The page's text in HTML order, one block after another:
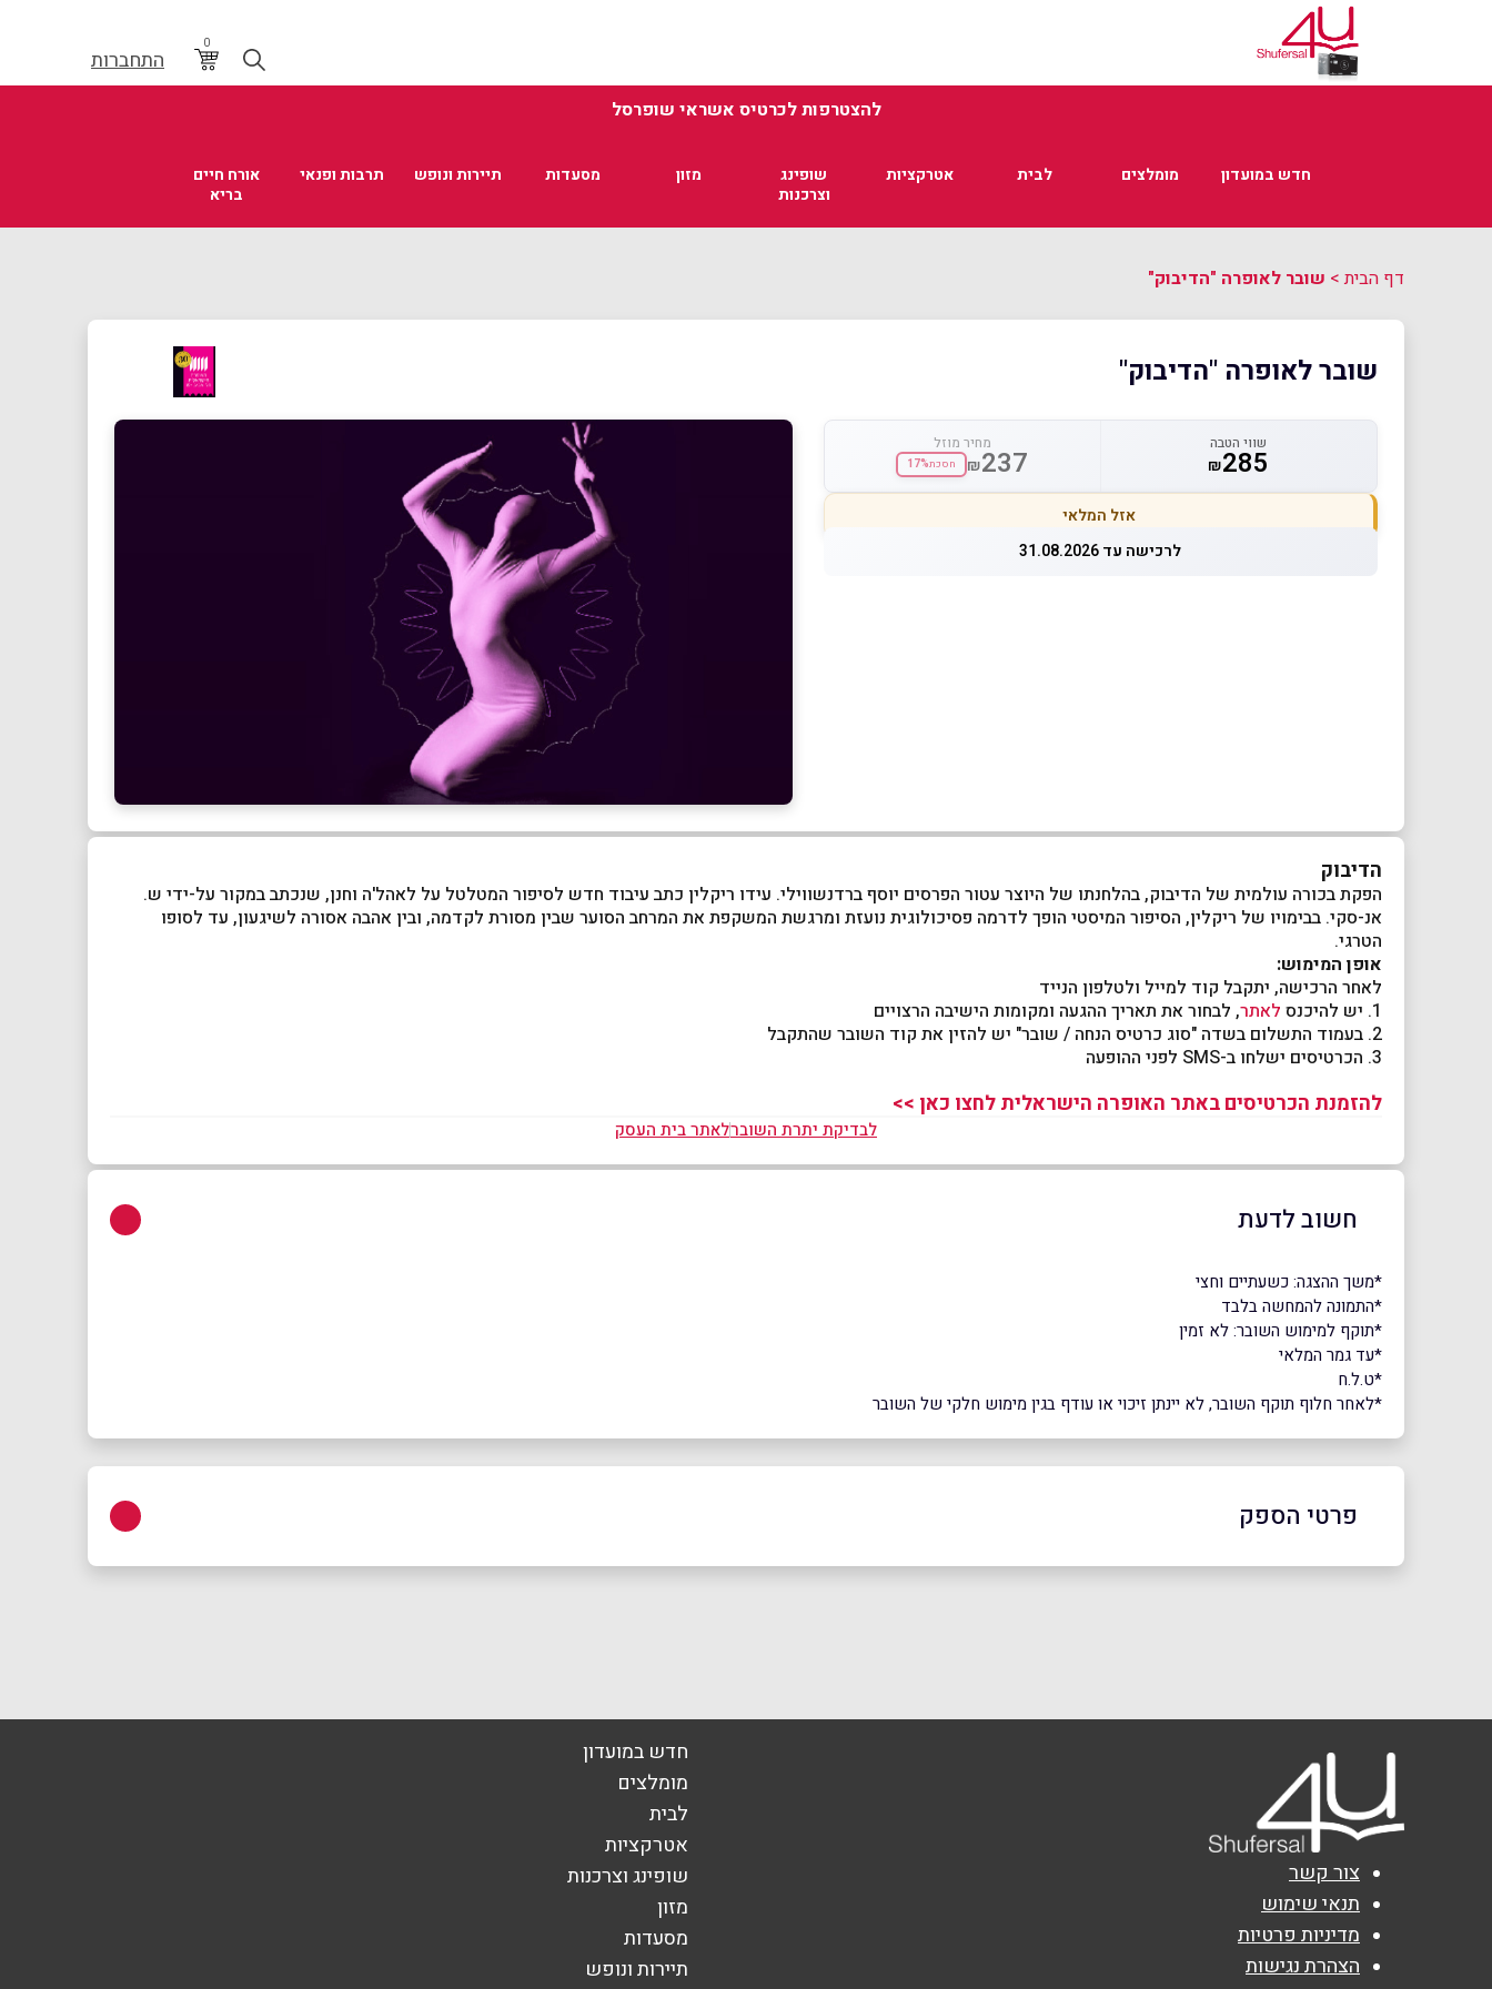
0
התחברות
להצטרפות לכרטיס אשראי שופרסל
חדש במועדון מומלצים לבית אטרקציות
שופינג
וצרכנות
מזון מסעדות תיירות ונופש תרבות ופנאי
אורח חיים
בריא
דף הבית> שובר לאופרה "הדיבוק"
שובר לאופרה "הדיבוק"
שווי הטבה
₪285
מחיר מוזל
₪237 חסכת17%
אזל המלאי
לרכישה עד 31.08.2026
הדיבוק
הפקת בכורה עולמית של הדיבוק, בהלחנתו של היוצר עטור הפרסים יוסף ברדנשווילי. עידו ריקלין כתב עיבוד חדש לסיפור המטלטל על לאהל'ה וחנן, שנכתב במקור על-ידי ש.
אנ-סקי. בבימויו של ריקלין, הסיפור המיסטי הופך לדרמה פסיכולוגית נועזת ומרגשת המשקפת את המרחב הסוער שבין מסורת לקדמה, ובין אהבה אסורה לשיגעון, עד לסופו
הטרגי.
אופן המימוש:
לאחר הרכישה, יתקבל קוד למייל ולטלפון הנייד
1. יש להיכנס
לאתר, לבחור את תאריך ההגעה ומקומות הישיבה הרצויים
2. בעמוד התשלום בשדה "סוג כרטיס הנחה / שובר" יש להזין את קוד השובר שהתקבל
3. הכרטיסים ישלחו ב-SMS לפני ההופעה
להזמנת הכרטיסים באתר האופרה הישראלית לחצו כאן >>
לבדיקת יתרת השוברלאתר בית העסק
חשוב לדעת
*משך ההצגה: כשעתיים וחצי
*התמונה להמחשה בלבד
*תוקף למימוש השובר: לא זמין
*עד גמר המלאי
*ט.ל.ח
*לאחר חלוף תוקף השובר, לא יינתן זיכוי או עודף בגין מימוש חלקי של השובר
פרטי הספק
שם מלא
טלפון* אימייל*
נושא*
אנא חזרו אלי בקשר ל...
צור קשר
תנאי שימוש
מדיניות פרטיות
הצהרת נגישות
חדש במועדון
מומלצים
לבית
אטרקציות
שופינג וצרכנות
מזון
מסעדות
תיירות ונופש